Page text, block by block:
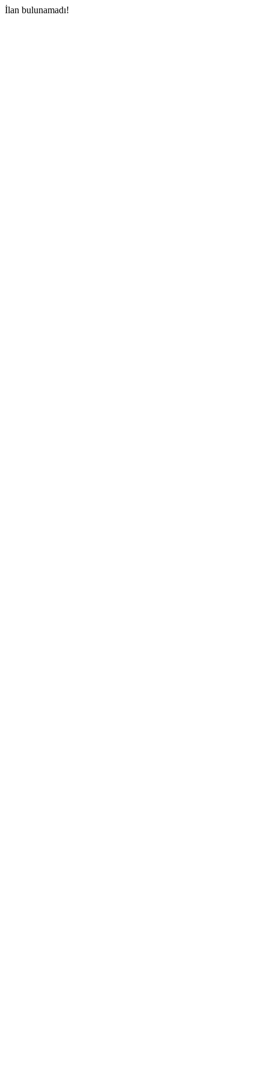
İlan bulunamadı!